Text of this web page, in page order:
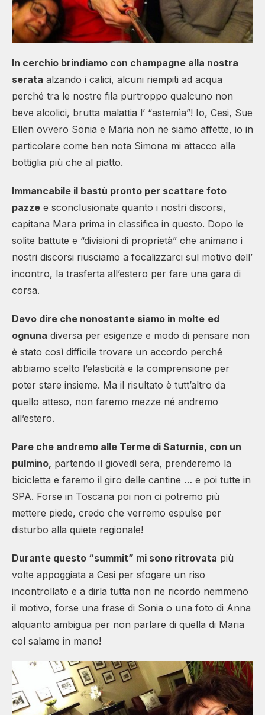
In cerchio brindiamo con champagne alla nostra
serata alzando i calici, alcuni riempiti ad acqua
perché tra le nostre fila purtroppo qualcuno non
beve alcolici, brutta malattia l’ “astemìa”! Io, Cesi, Sue
Ellen ovvero Sonia e Maria non ne siamo affette, io in
particolare come ben nota Simona mi attacco alla
bottiglia più che al piatto.
Immancabile il bastù pronto per scattare foto
pazze e sconclusionate quanto i nostri discorsi,
capitana Mara prima in classifica in questo. Dopo le
solite battute e “divisioni di proprietà” che animano i
nostri discorsi riusciamo a focalizzarci sul motivo dell’
incontro, la trasferta all’estero per fare una gara di
corsa.
Devo dire che nonostante siamo in molte ed
ognuna diversa per esigenze e modo di pensare non
è stato così difficile trovare un accordo perché
abbiamo scelto l’elasticità e la comprensione per
poter stare insieme. Ma il risultato è tutt’altro da
quello atteso, non faremo mezze né andremo
all’estero.
Pare che andremo alle Terme di Saturnia, con un
pulmino, partendo il giovedì sera, prenderemo la
bicicletta e faremo il giro delle cantine … e poi tutte in
SPA. Forse in Toscana poi non ci potremo più
mettere piede, credo che verremo espulse per
disturbo alla quiete regionale!
Durante questo “summit” mi sono ritrovata più
volte appoggiata a Cesi per sfogare un riso
incontrollato e a dirla tutta non ne ricordo nemmeno
il motivo, forse una frase di Sonia o una foto di Anna
alquanto ambigua per non parlare di quella di Maria
col salame in mano!